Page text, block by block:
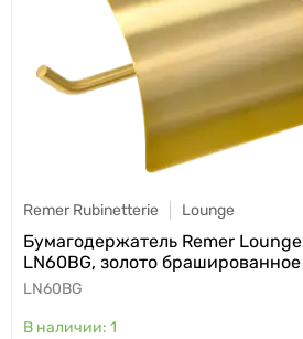
Remer Rubinetterie Lounge
Бумагодержатель Remer Lounge
LN60BG, золото брашированное
LN60BG
1